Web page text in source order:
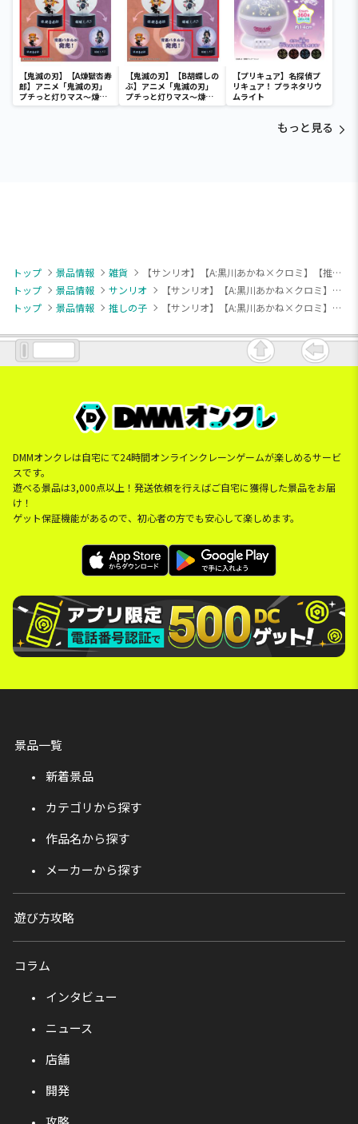
【鬼滅の刃】【A煉獄杏寿
郎】アニメ「鬼滅の刃」
プチっと灯りマス～煉獄
杏寿郎・胡蝶しのぶ～
【鬼滅の刃】【B胡蝶しの
ぶ】アニメ「鬼滅の刃」
プチっと灯りマス～煉獄
杏寿郎・胡蝶しのぶ～
【プリキュア】名探偵プ
リキュア！ プラネタリウ
ムライト
もっと見る
トップ 景品情報 雑貨
【サンリオ】【A:黒川あかね×クロミ】【推しの子】×サンリオキャラクターズ 大判タオルケット3
トップ
景品情報 サンリオ
【サンリオ】【A:黒川あかね×クロミ】【推しの子】×サンリオキャラクターズ 大判タオルケット3
トップ
景品情報 推しの子 【サンリオ】【A:黒川あかね×クロミ】【推しの子】×サンリオキャラクターズ 大判タオルケット3
DMMオンクレは自宅にて24時間オンラインクレーンゲームが楽しめるサービ
スです。
遊べる景品は3,000点以上！発送依頼を行えばご自宅に獲得した景品をお届
け！
ゲット保証機能があるので、初心者の方でも安心して楽しめます。
景品一覧
新着景品
カテゴリから探す
作品名から探す
メーカーから探す
遊び方攻略
コラム
インタビュー
ニュース
店舗
開発